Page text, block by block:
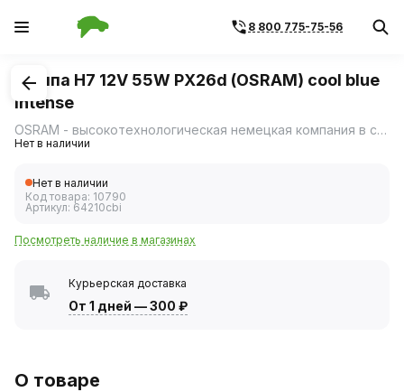
8 800 775-75-56
1/1
Лампа H7 12V 55W PX26d (OSRAM) cool blue
intense
OSRAM - высокотехнологическая немецкая компания в сфере освещения.
Нет в наличии
Нет в наличии
Код товара: 10790
Артикул: 64210cbi
Посмотреть наличие в магазинах
Курьерская доставка
От 1 дней —300 ₽
О товаре